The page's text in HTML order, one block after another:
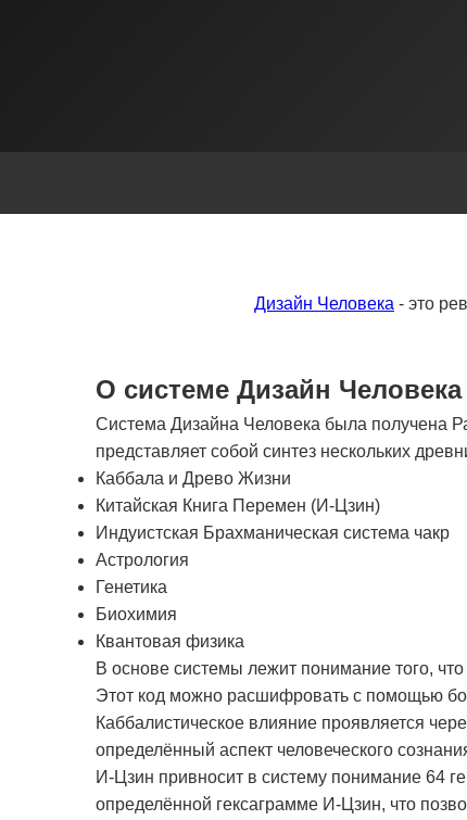
Дизайн Человека - это
О системе Дизайн Человека
Система Дизайна Человека была получена
представляет собой синтез нескольких
Каббала и Древо Жизни
Китайская Книга Перемен (И-Цзин)
Индуистская Брахманическая система чакр
Астрология
Генетика
Биохимия
Квантовая физика
В основе системы лежит понимание того,
Этот код можно расшифровать с помощью
Каббалистическое влияние проявляется
определённый аспект человеческого
И-Цзин привносит в систему понимание 64
определённой гексаграмме И-Цзин, что